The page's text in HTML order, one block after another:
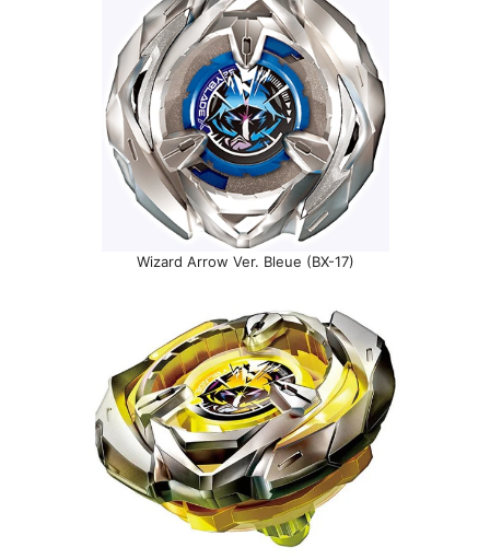
Wizard Arrow Ver. Bleue (BX-17)